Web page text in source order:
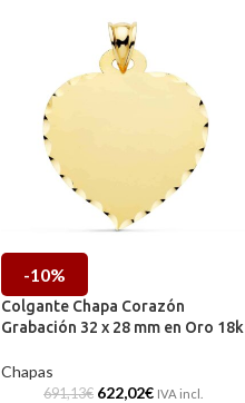
-10%
Colgante Chapa Corazón
Grabación 32 x 28 mm en Oro 18k
Chapas
691,13€ 622,02€ IVA incl.